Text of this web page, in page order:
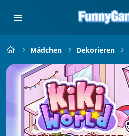
Mädchen Dekorieren